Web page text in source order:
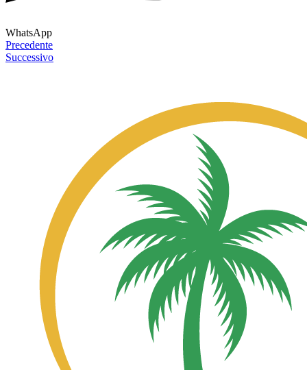
WhatsApp
Precedente
Successivo